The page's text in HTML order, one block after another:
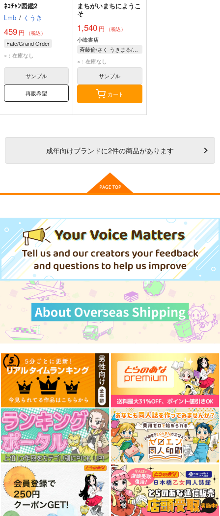
ﾈｺﾁｬﾝ図鑑2
Lmb / くうき
459 円 （税込）
Fate/Grand Order
×：在庫なし
サンプル
再販希望
まちがいまちにようこ
そ
1,540 円 （税込）
小峰書店
斉藤倫/さく うきまる/さく 及川賢治/え
×：在庫なし
サンプル
カート
成年向けブランドに2件の商品があります